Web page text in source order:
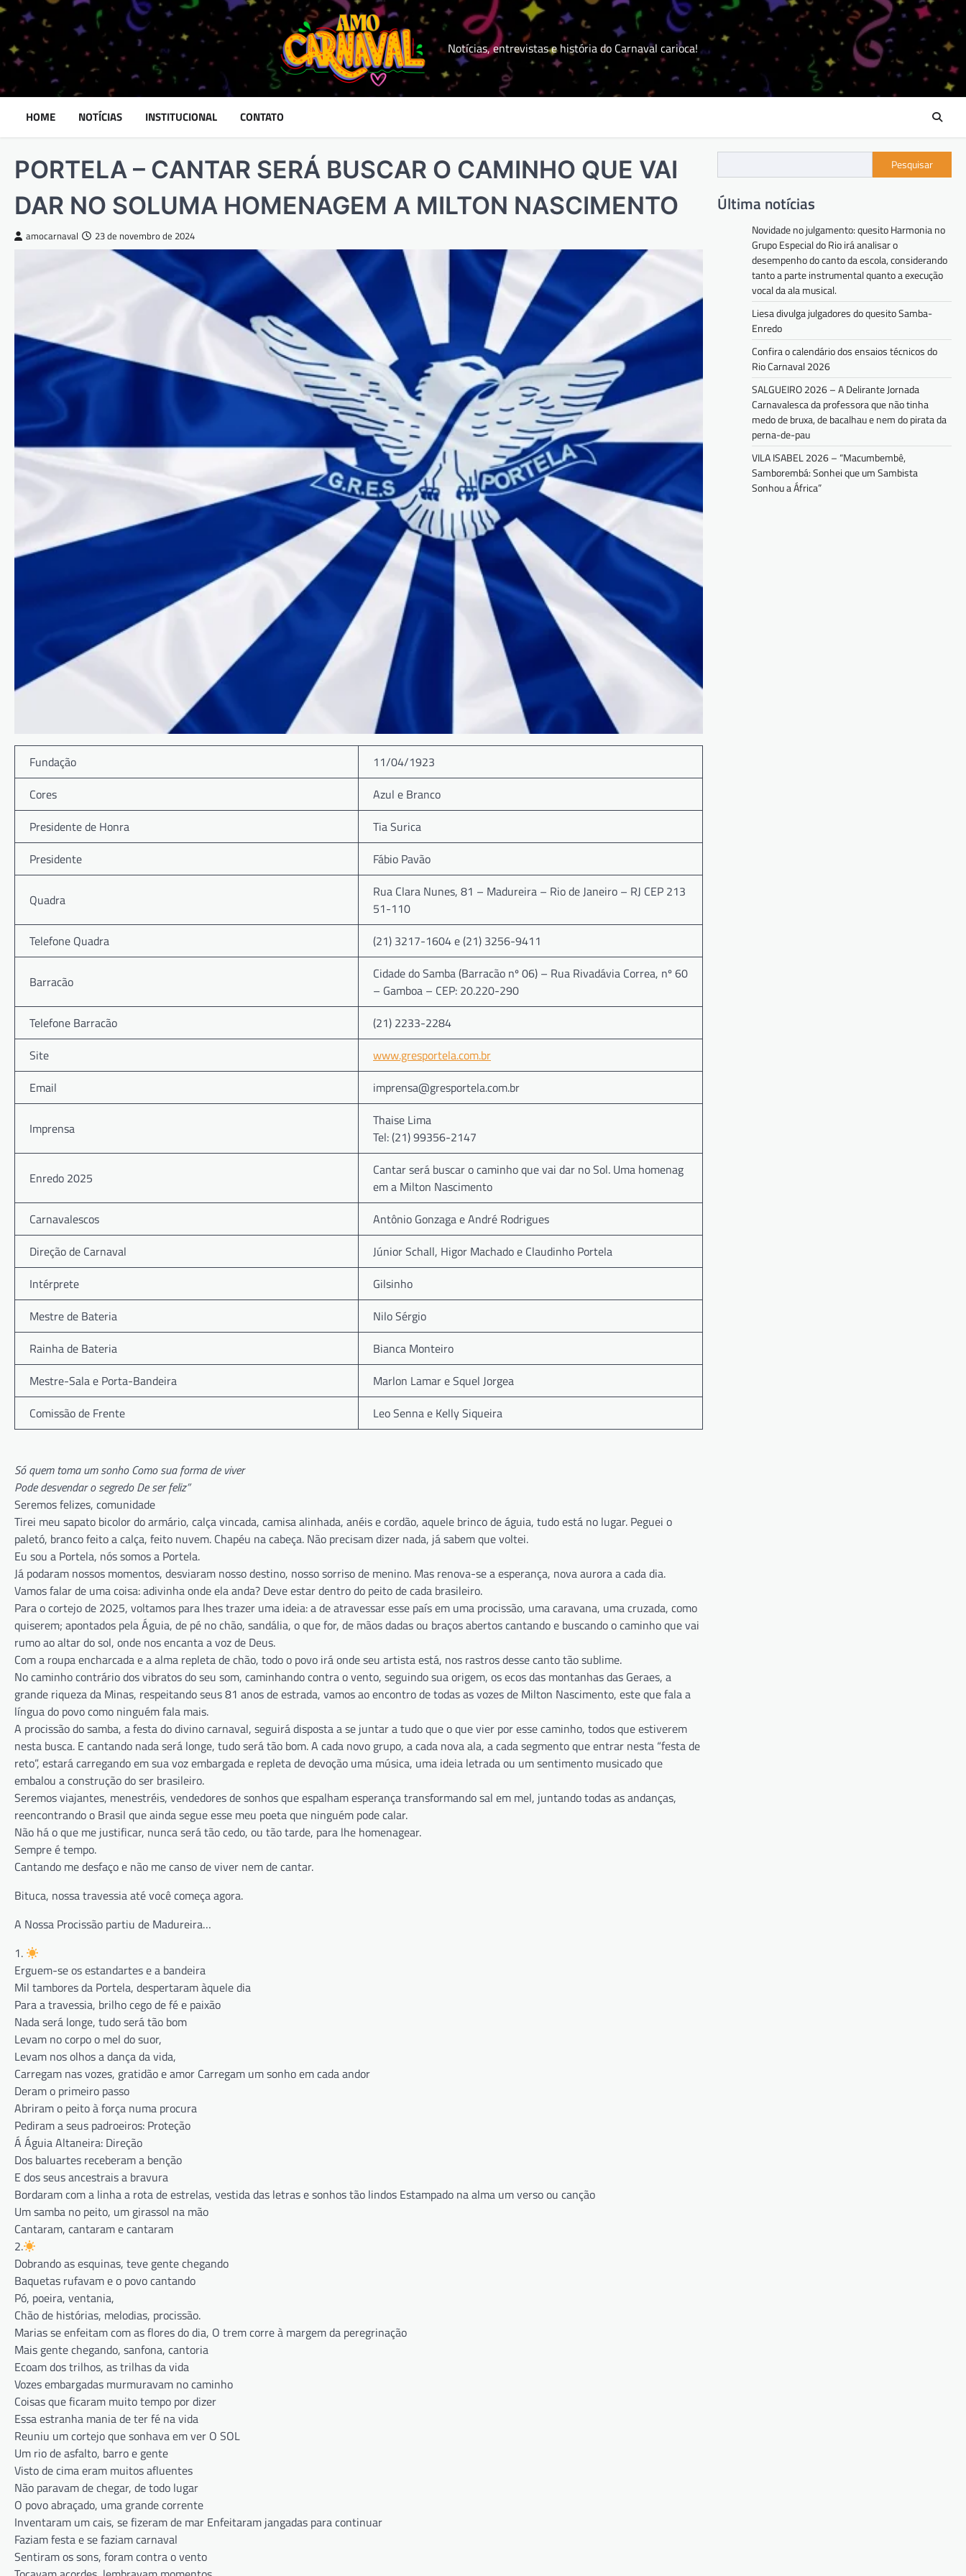
Skip
to
content
Notícias, entrevistas e história do Carnaval carioca!
HOME NOTÍCIAS INSTITUCIONAL CONTATO
PORTELA – CANTAR SERÁ BUSCAR O CAMINHO QUE VAI
DAR NO SOLUMA HOMENAGEM A MILTON NASCIMENTO
amocarnaval 23 de novembro de 2024
Fundação
11/04/1923
Cores
Azul e Branco
Presidente de Honra
Tia Surica
Presidente
Fábio Pavão
Quadra
Rua Clara Nunes, 81 – Madureira – Rio de Janeiro – RJ CEP 213
51-110
Telefone Quadra
(21) 3217-1604 e (21) 3256-9411
Barracão
Cidade do Samba (Barracão nº 06) – Rua Rivadávia Correa, nº 60
– Gamboa – CEP: 20.220-290
Telefone Barracão
(21) 2233-2284
Site
www.gresportela.com.br
Email
imprensa@gresportela.com.br
Imprensa
Thaise Lima
Tel: (21) 99356-2147
Enredo 2025
Cantar será buscar o caminho que vai dar no Sol. Uma homenag
em a Milton Nascimento
Carnavalescos
Antônio Gonzaga e André Rodrigues
Direção de Carnaval
Júnior Schall, Higor Machado e Claudinho Portela
Intérprete
Gilsinho
Mestre de Bateria
Nilo Sérgio
Rainha de Bateria
Bianca Monteiro
Mestre-Sala e Porta-Bandeira
Marlon Lamar e Squel Jorgea
Comissão de Frente
Leo Senna e Kelly Siqueira
Só quem toma um sonho Como sua forma de viver
Pode desvendar o segredo De ser feliz”
Seremos felizes, comunidade
Tirei meu sapato bicolor do armário, calça vincada, camisa alinhada, anéis e cordão, aquele brinco de águia, tudo está no lugar. Peguei o
paletó, branco feito a calça, feito nuvem. Chapéu na cabeça. Não precisam dizer nada, já sabem que voltei.
Eu sou a Portela, nós somos a Portela.
Já podaram nossos momentos, desviaram nosso destino, nosso sorriso de menino. Mas renova-se a esperança, nova aurora a cada dia.
Vamos falar de uma coisa: adivinha onde ela anda? Deve estar dentro do peito de cada brasileiro.
Para o cortejo de 2025, voltamos para lhes trazer uma ideia: a de atravessar esse país em uma procissão, uma caravana, uma cruzada, como
quiserem; apontados pela Águia, de pé no chão, sandália, o que for, de mãos dadas ou braços abertos cantando e buscando o caminho que vai
rumo ao altar do sol, onde nos encanta a voz de Deus.
Com a roupa encharcada e a alma repleta de chão, todo o povo irá onde seu artista está, nos rastros desse canto tão sublime.
No caminho contrário dos vibratos do seu som, caminhando contra o vento, seguindo sua origem, os ecos das montanhas das Geraes, a
grande riqueza da Minas, respeitando seus 81 anos de estrada, vamos ao encontro de todas as vozes de Milton Nascimento, este que fala a
língua do povo como ninguém fala mais.
A procissão do samba, a festa do divino carnaval, seguirá disposta a se juntar a tudo que o que vier por esse caminho, todos que estiverem
nesta busca. E cantando nada será longe, tudo será tão bom. A cada novo grupo, a cada nova ala, a cada segmento que entrar nesta “festa de
reto”, estará carregando em sua voz embargada e repleta de devoção uma música, uma ideia letrada ou um sentimento musicado que
embalou a construção do ser brasileiro.
Seremos viajantes, menestréis, vendedores de sonhos que espalham esperança transformando sal em mel, juntando todas as andanças,
reencontrando o Brasil que ainda segue esse meu poeta que ninguém pode calar.
Não há o que me justificar, nunca será tão cedo, ou tão tarde, para lhe homenagear.
Sempre é tempo.
Cantando me desfaço e não me canso de viver nem de cantar.
Bituca, nossa travessia até você começa agora.
A Nossa Procissão partiu de Madureira…
1.
Erguem-se os estandartes e a bandeira
Mil tambores da Portela, despertaram àquele dia
Para a travessia, brilho cego de fé e paixão
Nada será longe, tudo será tão bom
Levam no corpo o mel do suor,
Levam nos olhos a dança da vida,
Carregam nas vozes, gratidão e amor Carregam um sonho em cada andor
Deram o primeiro passo
Abriram o peito à força numa procura
Pediram a seus padroeiros: Proteção
Á Águia Altaneira: Direção
Dos baluartes receberam a benção
E dos seus ancestrais a bravura
Bordaram com a linha a rota de estrelas, vestida das letras e sonhos tão lindos Estampado na alma um verso ou canção
Um samba no peito, um girassol na mão
Cantaram, cantaram e cantaram
2.
Dobrando as esquinas, teve gente chegando
Baquetas rufavam e o povo cantando
Pó, poeira, ventania,
Chão de histórias, melodias, procissão.
Marias se enfeitam com as flores do dia, O trem corre à margem da peregrinação
Mais gente chegando, sanfona, cantoria
Ecoam dos trilhos, as trilhas da vida
Vozes embargadas murmuravam no caminho
Coisas que ficaram muito tempo por dizer
Essa estranha mania de ter fé na vida
Reuniu um cortejo que sonhava em ver O SOL
Um rio de asfalto, barro e gente
Visto de cima eram muitos afluentes
Não paravam de chegar, de todo lugar
O povo abraçado, uma grande corrente
Inventaram um cais, se fizeram de mar Enfeitaram jangadas para continuar
Faziam festa e se faziam carnaval
Sentiram os sons, foram contra o vento
Pesquisar
Última notícias
Novidade no julgamento: quesito Harmonia no
Grupo Especial do Rio irá analisar o
desempenho do canto da escola, considerando
tanto a parte instrumental quanto a execução
vocal da ala musical.
Liesa divulga julgadores do quesito Samba-
Enredo
Confira o calendário dos ensaios técnicos do
Rio Carnaval 2026
SALGUEIRO 2026 – A Delirante Jornada
Carnavalesca da professora que não tinha
medo de bruxa, de bacalhau e nem do pirata da
perna-de-pau
VILA ISABEL 2026 – “Macumbembê,
Samborembá: Sonhei que um Sambista
Sonhou a África”